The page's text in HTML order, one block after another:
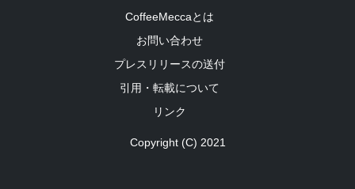
CoffeeMeccaとは
お問い合わせ
プレスリリースの送付
引用・転載について
リンク
Copyright (C) 2021